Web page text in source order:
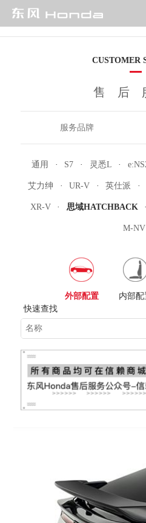
CUSTOMER
售后
服务品牌
增值服务
通用 · S7 · 灵悉L ·
艾力绅 · UR-V · 英仕派 ·
XR-V · 思域HATCHBACK ·
M-NV
外部配置 内部配
快速查找